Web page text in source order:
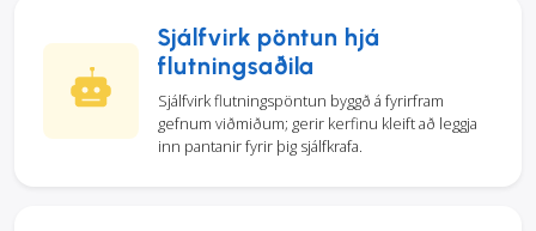
Sjálfvirk pöntun hjá
flutningsaðila
Sjálfvirk flutningspöntun byggð á fyrirfram
gefnum viðmiðum; gerir kerfinu kleift að leggja
inn pantanir fyrir þig sjálfkrafa.